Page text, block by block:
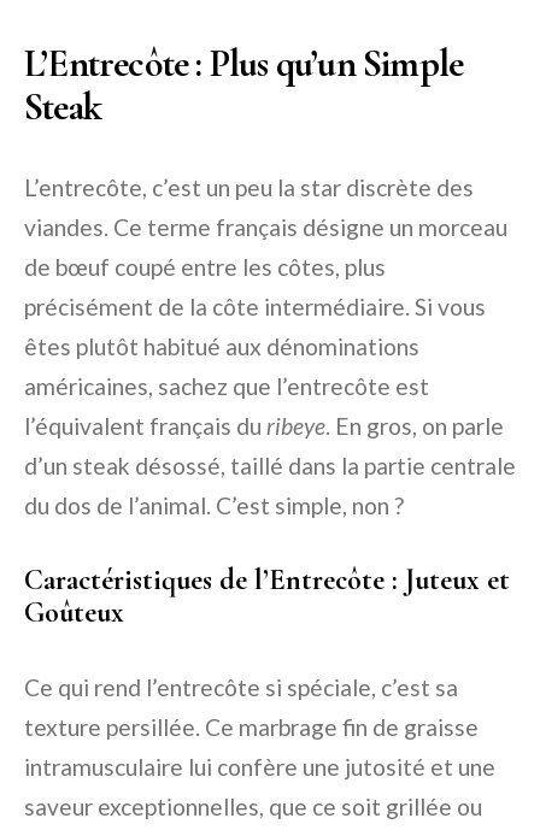
L’Entrecôte : Plus qu’un Simple
Steak
L’entrecôte, c’est un peu la star discrète des
viandes. Ce terme français désigne un morceau
de bœuf coupé entre les côtes, plus
précisément de la côte intermédiaire. Si vous
êtes plutôt habitué aux dénominations
américaines, sachez que l’entrecôte est
l’équivalent français du ribeye. En gros, on parle
d’un steak désossé, taillé dans la partie centrale
du dos de l’animal. C’est simple, non ?
Caractéristiques de l’Entrecôte : Juteux et
Goûteux
Ce qui rend l’entrecôte si spéciale, c’est sa
texture persillée. Ce marbrage fin de graisse
intramusculaire lui confère une jutosité et une
saveur exceptionnelles, que ce soit grillée ou